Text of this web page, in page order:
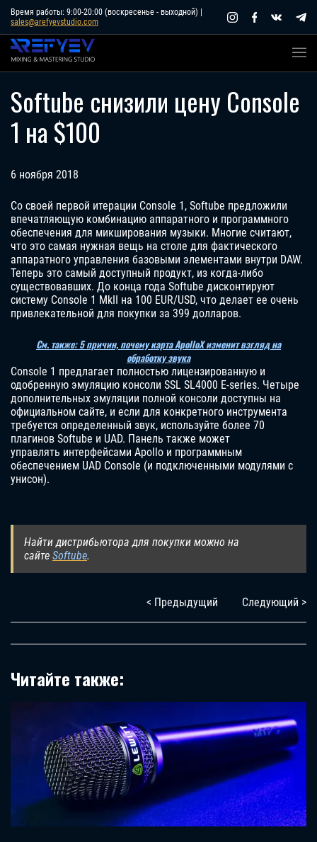
Skip
content
Время работы: 9:00-20:00 (воскресенье - выходной) |
sales@arefyevstudio.com
Softube снизили цену Console
1 на $100
6 ноября 2018
Со своей первой итерации Console 1, Softube предложили
впечатляющую комбинацию аппаратного и программного
обеспечения для микширования музыки. Многие считают,
что это самая нужная вещь на столе для фактического
аппаратного управления базовыми элементами внутри DAW.
Теперь это самый доступный продукт, из когда-либо
существовавших. До конца года Softube дисконтируют
систему Console 1 MkII на 100 EUR/USD, что делает ее очень
привлекательной для покупки за 399 долларов.
См. также: 5 причин, почему карта ApolloX изменит взгляд на
обработку звука
Console 1 предлагает полностью лицензированную и
одобренную эмуляцию консоли SSL SL4000 E-series. Четыре
дополнительных эмуляции полной консоли доступны на
официальном сайте, и если для конкретного инструмента
требуется определенный звук, используйте более 70
плагинов Softube и UAD. Панель также может
управлять интерфейсами Apollo и программным
обеспечением UAD Console (и подключенными модулями с
унисон).
Найти дистрибьютора для покупки можно на
сайте Softube.
< Предыдущий Следующий >
Читайте также: